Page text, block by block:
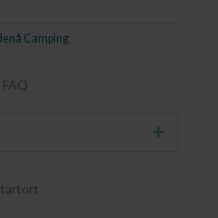
Camping
FAQ
Erweitern